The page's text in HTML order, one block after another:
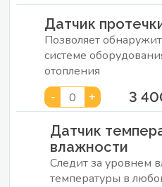
Датчик
Позволяет
системе
отопления
-
0 + 3
Датчик
влажности
Следит за уровнем
температуры в